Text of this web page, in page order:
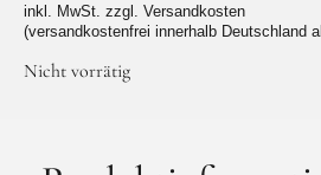
inkl. MwSt. zzgl. Versandkosten
(versandkostenfrei innerhalb Deutschland
Nicht vorrätig